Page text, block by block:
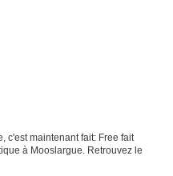
c'est maintenant fait: Free fait
à Mooslargue. Retrouvez le